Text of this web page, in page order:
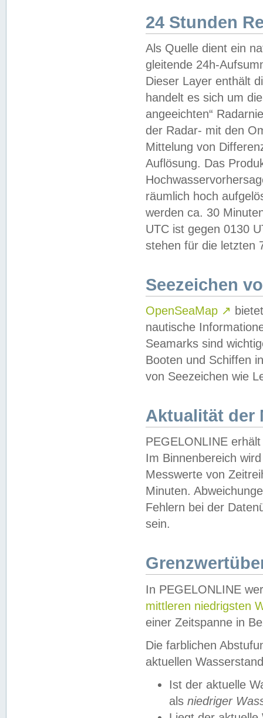
24 Stunden
Als Quelle dient ein
gleitende 24h-
Dieser Layer enthält
handelt es sich um
angeeichten“
der Radar- mit den
Mittelung von
Auflösung. Das
räumlich hoch
werden ca. 30
UTC ist gegen 0130
stehen für die letzten
Seezeichen
OpenSeaMap ↗
nautische
Seamarks sind
Booten und Schiffen
von Seezeichen wie
Aktualität der
PEGELONLINE
Im Binnenbereich
Messwerte von
Minuten.
Fehlern bei der
sein.
In PEGELONLINE
mittleren niedrigsten
einer Zeitspanne in
Die farblichen
aktuellen
Ist der aktuelle
als niedriger